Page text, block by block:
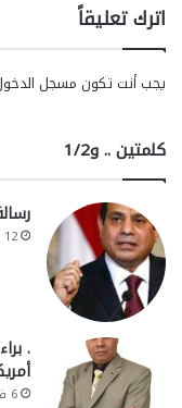
اترك تعليقاً
يجب أنت تكون مسجل
كلمتين .. و1/2
12 يناير، 2025
.
6 فبراير، 2020